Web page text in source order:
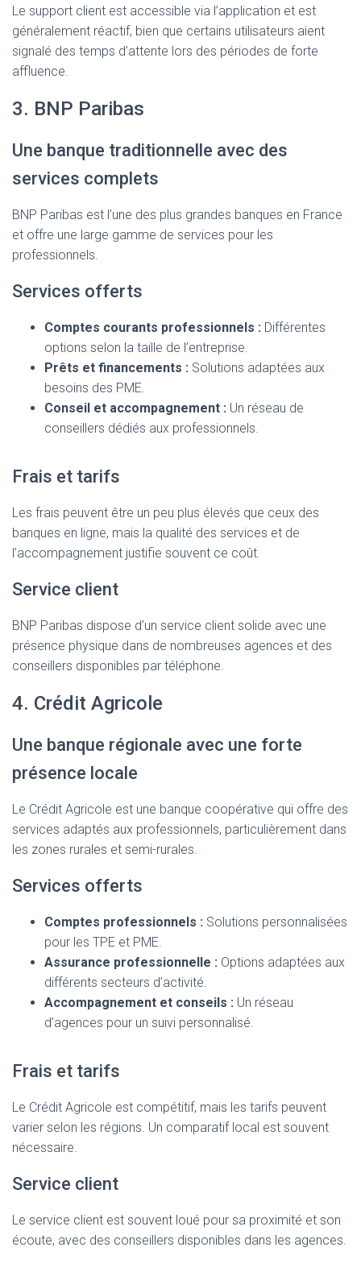
Le support client est accessible via l’application et est
généralement réactif, bien que certains utilisateurs aient
signalé des temps d’attente lors des périodes de forte
affluence.
3. BNP Paribas
Une banque traditionnelle avec des
services complets
BNP Paribas est l’une des plus grandes banques en France
et offre une large gamme de services pour les
professionnels.
Services offerts
Comptes courants professionnels : Différentes
options selon la taille de l’entreprise.
Prêts et financements : Solutions adaptées aux
besoins des PME.
Conseil et accompagnement : Un réseau de
conseillers dédiés aux professionnels.
Frais et tarifs
Les frais peuvent être un peu plus élevés que ceux des
banques en ligne, mais la qualité des services et de
l’accompagnement justifie souvent ce coût.
Service client
BNP Paribas dispose d’un service client solide avec une
présence physique dans de nombreuses agences et des
conseillers disponibles par téléphone.
4. Crédit Agricole
Une banque régionale avec une forte
présence locale
Le Crédit Agricole est une banque coopérative qui offre des
services adaptés aux professionnels, particulièrement dans
les zones rurales et semi-rurales.
Services offerts
Comptes professionnels : Solutions personnalisées
pour les TPE et PME.
Assurance professionnelle : Options adaptées aux
différents secteurs d’activité.
Accompagnement et conseils : Un réseau
d’agences pour un suivi personnalisé.
Frais et tarifs
Le Crédit Agricole est compétitif, mais les tarifs peuvent
varier selon les régions. Un comparatif local est souvent
nécessaire.
Service client
Le service client est souvent loué pour sa proximité et son
écoute, avec des conseillers disponibles dans les agences.